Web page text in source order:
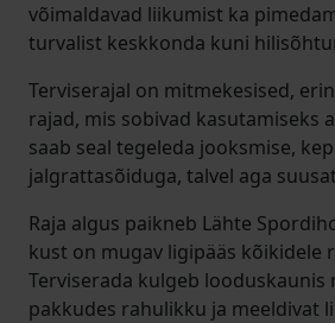
võimaldavad liikumist ka
turvalist keskkonda kuni
Terviserajal on mitmekesised,
rajad, mis sobivad kasutamiseks
saab seal tegeleda jooksmise,
jalgrattasõiduga, talvel aga
Raja algus paikneb Lähte
kust on mugav ligipääs kõikidele
Terviserada kulgeb looduskaunis
pakkudes rahulikku ja meeldivat